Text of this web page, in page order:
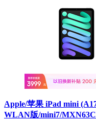
Apple/苹果 iPad mini
WLAN版/mini7/